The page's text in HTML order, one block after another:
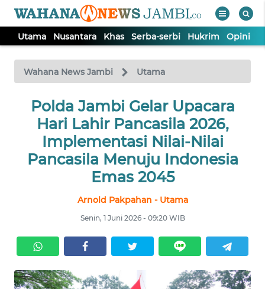
Utama Nusantara Khas Serba-serbi Hukrim Opini
Wahana News Jambi Utama
Polda Jambi Gelar Upacara
Hari Lahir Pancasila 2026,
Implementasi Nilai-Nilai
Pancasila Menuju Indonesia
Emas 2045
Arnold Pakpahan - Utama
Senin, 1 Juni 2026 - 09:20 WIB
TV
Tutup
UTAMA
NUSANTARA
HUKRIM
OPINI